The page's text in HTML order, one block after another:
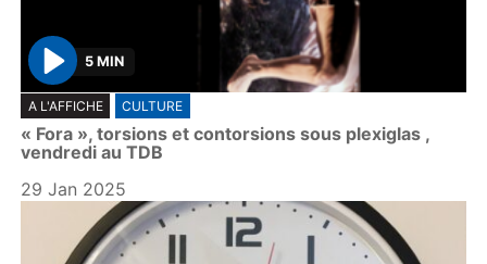
P
l
a
y
5 MIN
A L'AFFICHE CULTURE
« Fora », torsions et contorsions sous plexiglas ,
vendredi au TDB
29 Jan 2025